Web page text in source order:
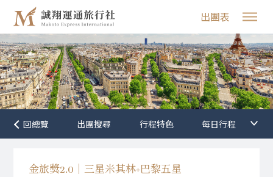
出團表
行程特色
金旅獎2.0｜三星米其林+巴黎五星